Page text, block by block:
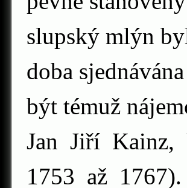
slupský mlýn
doba
být témuž
Jan Jiří
1753 až